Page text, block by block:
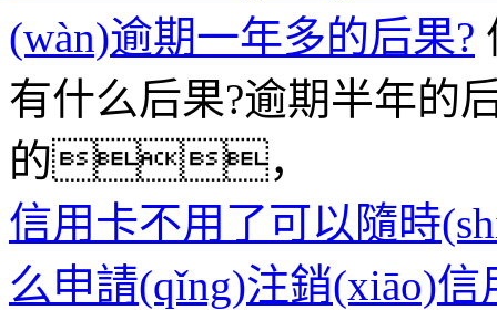
(wàn)逾期一年多的后果?
有什么后果?逾期半年的
的，
信用卡不用了可以隨時
么申請(qǐng)注銷(xiāo)信